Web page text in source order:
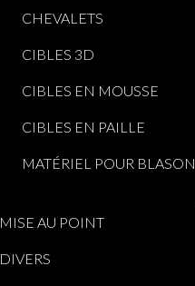
CHEVALETS
CIBLES 3D
CIBLES EN MOUSSE
CIBLES EN PAILLE
MATÉRIEL POUR BLASON
MISE AU POINT
DIVERS